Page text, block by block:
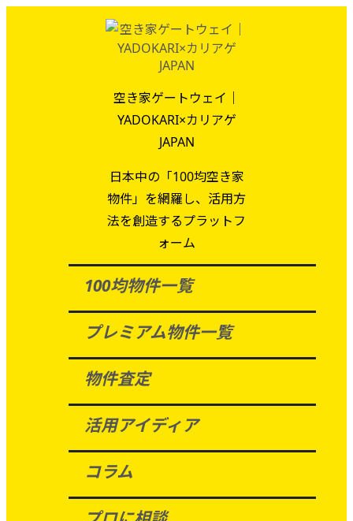
空き家ゲートウェイ｜
YADOKARI×カリアゲ
JAPAN
日本中の「100均空き家
物件」を網羅し、活用方
法を創造するプラットフ
ォーム
100均物件一覧
プレミアム物件一覧
物件査定
活用アイディア
コラム